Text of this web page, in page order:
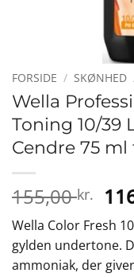
FORSIDE / SKØNHED
Wella
Toning 10/39
Cendre 75 ml
155,00kr.
Wella Color Fresh
gylden undertone.
ammoniak, der